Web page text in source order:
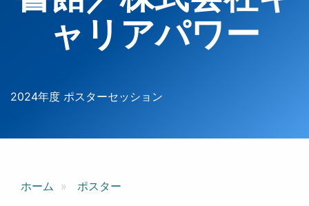
ャリアパワー
2024年度 ポスターセッション
ホーム ポスター